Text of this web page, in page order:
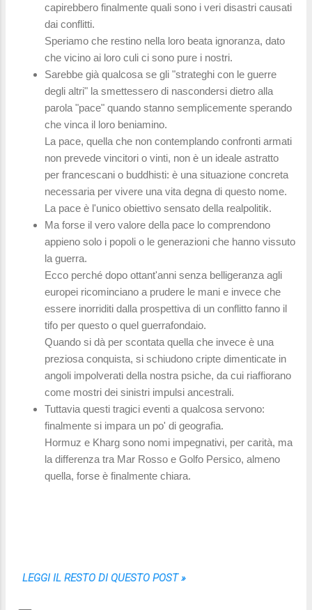
capirebbero finalmente quali sono i veri disastri causati
dai conflitti.
Speriamo che restino nella loro beata ignoranza, dato
che vicino ai loro culi ci sono pure i nostri.
Sarebbe già qualcosa se gli "strateghi con le guerre
degli altri" la smettessero di nascondersi dietro alla
parola "pace" quando stanno semplicemente sperando
che vinca il loro beniamino.
La pace, quella che non contemplando confronti armati
non prevede vincitori o vinti, non è un ideale astratto
per francescani o buddhisti: è una situazione concreta
necessaria per vivere una vita degna di questo nome.
La pace è l'unico obiettivo sensato della realpolitik.
Ma forse il vero valore della pace lo comprendono
appieno solo i popoli o le generazioni che hanno vissuto
la guerra.
Ecco perché dopo ottant'anni senza belligeranza agli
europei ricominciano a prudere le mani e invece che
essere inorriditi dalla prospettiva di un conflitto fanno il
tifo per questo o quel guerrafondaio.
Quando si dà per scontata quella che invece è una
preziosa conquista, si schiudono cripte dimenticate in
angoli impolverati della nostra psiche, da cui riaffiorano
come mostri dei sinistri impulsi ancestrali.
Tuttavia questi tragici eventi a qualcosa servono:
finalmente si impara un po' di geografia.
Hormuz e Kharg sono nomi impegnativi, per carità, ma
la differenza tra Mar Rosso e Golfo Persico, almeno
quella, forse è finalmente chiara.
LEGGI IL RESTO DI QUESTO POST »